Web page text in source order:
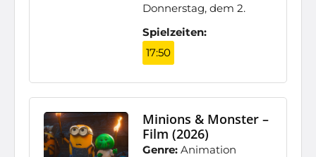
Donnerstag, dem 2.
Spielzeiten:
17:50
Minions & Monster –
Film (2026)
Genre: Animation